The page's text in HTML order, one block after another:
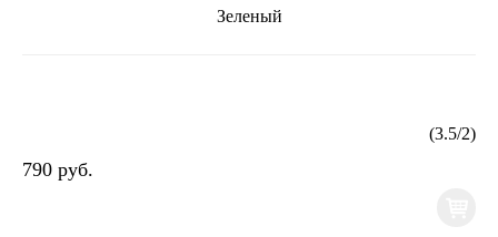
Зеленый
(3.5/2)
790 руб.